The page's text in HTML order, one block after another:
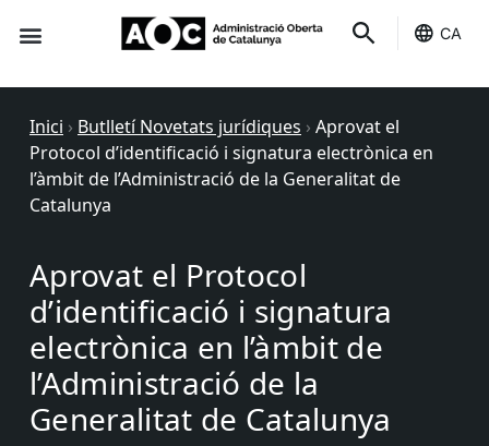
CA
Inici › Butlletí Novetats jurídiques › Aprovat el
Protocol d’identificació i signatura electrònica en
l’àmbit de l’Administració de la Generalitat de
Catalunya
Aprovat el Protocol
d’identificació i signatura
electrònica en l’àmbit de
l’Administració de la
Generalitat de Catalunya